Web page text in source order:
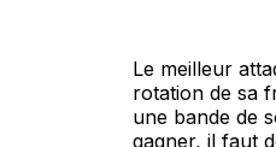
Le meilleur
rotation de sa
une bande de
gagner, il faut